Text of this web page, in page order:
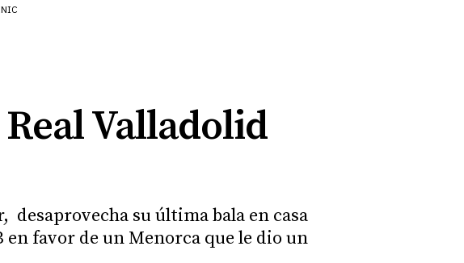
Valladolid
desaprovecha su última bala en casa
en favor de un Menorca que le dio un